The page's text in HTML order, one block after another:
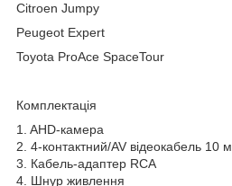
Citroen Jumpy
Peugeot Expert
Toyota ProAce SpaceTour
Комплектація
1. AHD-камера
2. 4-контактний/AV відеокабель 10 м
3. Кабель-адаптер RCA
4. Шнур живлення